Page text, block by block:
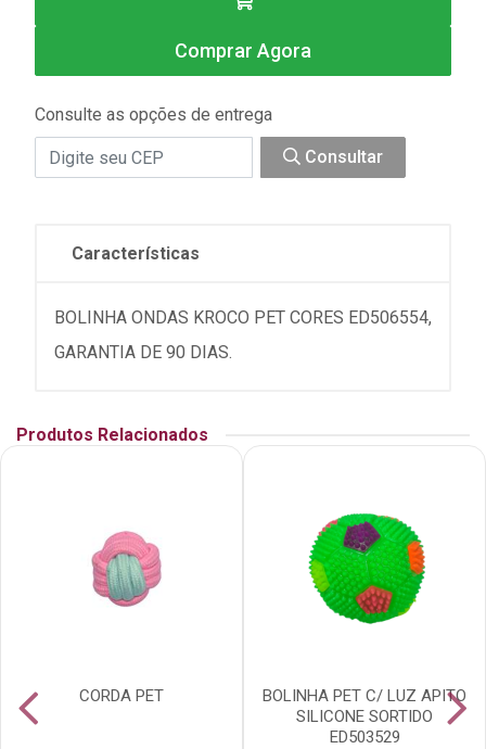
Comprar Agora
Consulte as opções de entrega
Consultar
Características
BOLINHA ONDAS KROCO PET CORES ED506554,
GARANTIA DE 90 DIAS.
Produtos Relacionados
CORDA PET
BOLINHA PET C/ LUZ APITO
SILICONE SORTIDO
ED503529